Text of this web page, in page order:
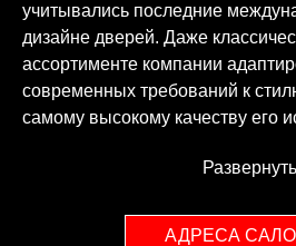
учитывались последние
дизайне дверей. Даже
ассортименте компании
современных требований к
самому высокому качеству его
Развернуть
АДРЕСА